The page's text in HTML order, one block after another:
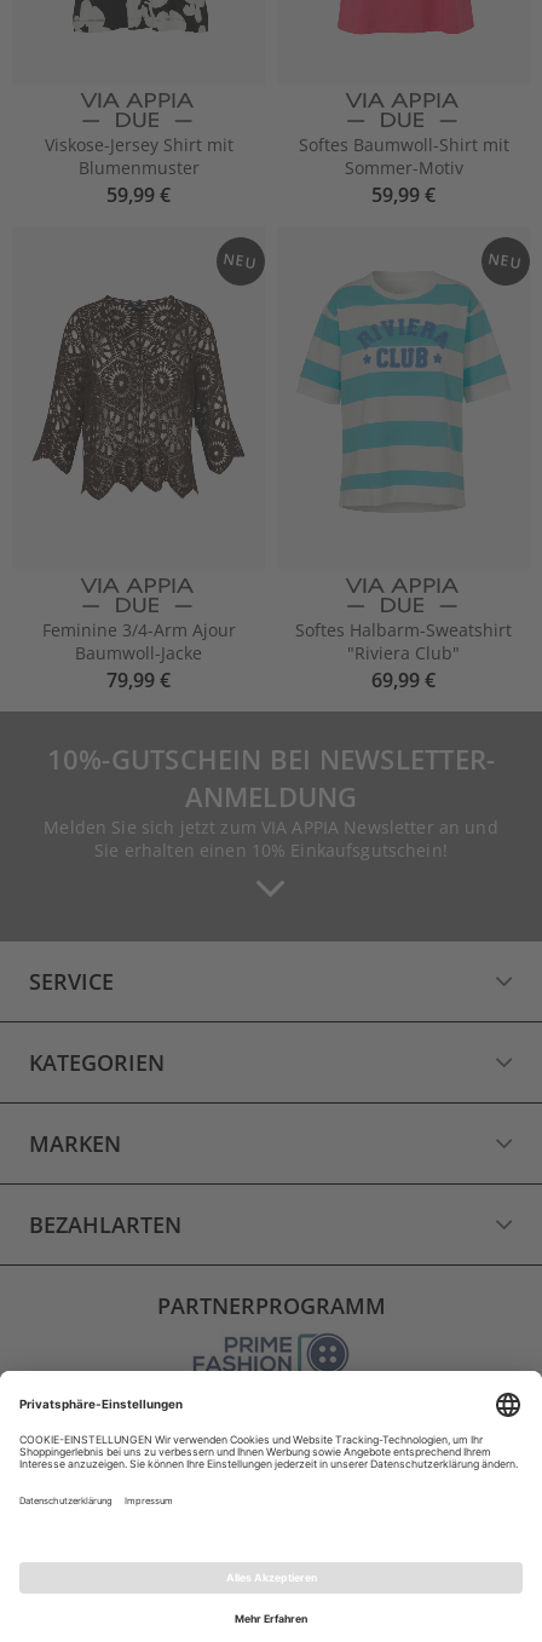
Viskose-Jersey Shirt mit
Blumenmuster
59,99 €
Softes Baumwoll-Shirt mit
Sommer-Motiv
59,99 €
NEU
Feminine 3/4-Arm Ajour
Baumwoll-Jacke
79,99 €
NEU
Softes Halbarm-Sweatshirt
"Riviera Club"
69,99 €
10%-GUTSCHEIN BEI NEWSLETTER-
ANMELDUNG
Melden Sie sich jetzt zum VIA APPIA Newsletter an und
Sie erhalten einen 10% Einkaufsgutschein!
SERVICE
KATEGORIEN
MARKEN
BEZAHLARTEN
PARTNERPROGRAMM
VERSAND
WIDERRUF